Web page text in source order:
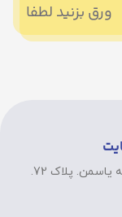
ورق بزنید لطفا
خیابان حافظ. خیابان نوفل لوشاتو. جنب کوچه یاسمن. پلاک 72.